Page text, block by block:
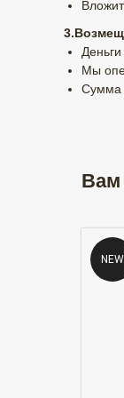
Мы
Сумма
Вам
NEW